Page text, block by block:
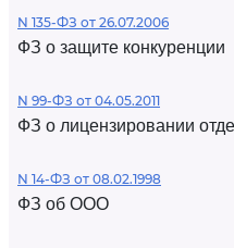
N 135-ФЗ от 26.07.2006
ФЗ о защите конкуренции
N 99-ФЗ от 04.05.2011
ФЗ о лицензировании
N 14-ФЗ от 08.02.1998
ФЗ об ООО